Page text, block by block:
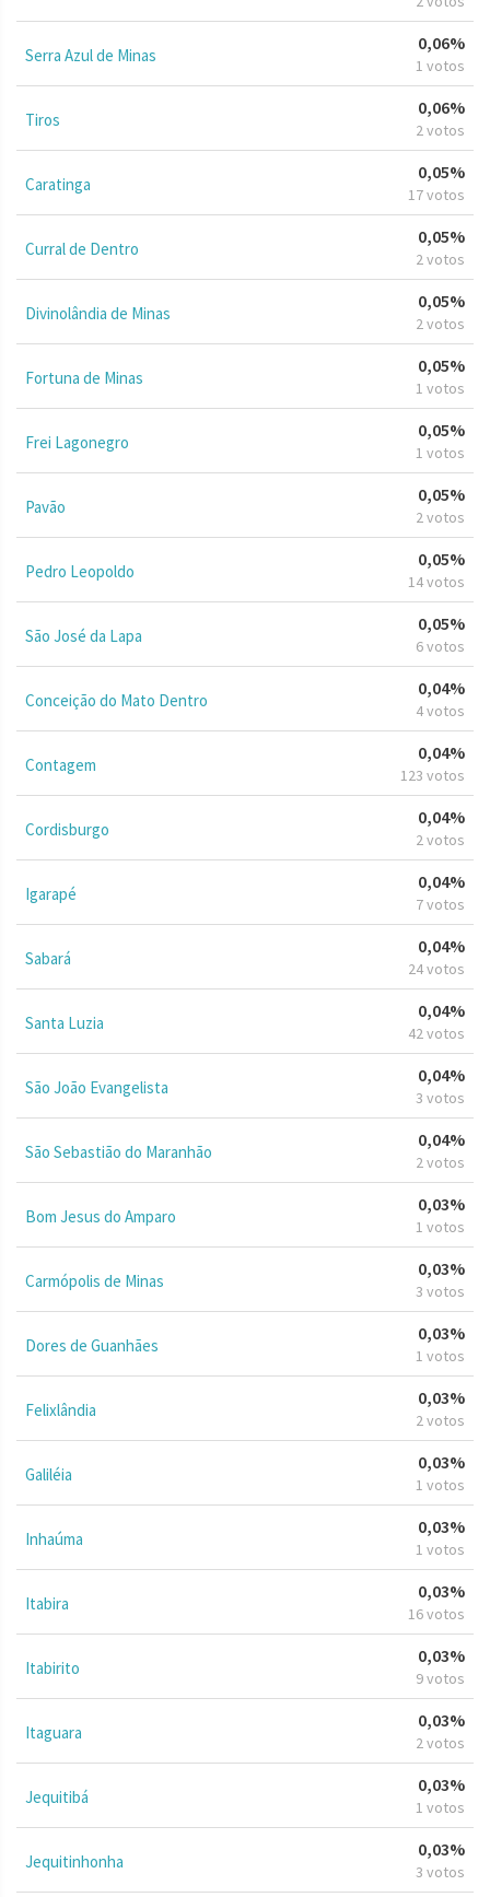
Serra Azul de Minas
0,06%
1 votos
Tiros
0,06%
2 votos
Caratinga
0,05%
17 votos
Curral de Dentro
0,05%
2 votos
Divinolândia de Minas
0,05%
2 votos
Fortuna de Minas
0,05%
1 votos
Frei Lagonegro
0,05%
1 votos
Pavão
0,05%
2 votos
Pedro Leopoldo
0,05%
14 votos
São José da Lapa
0,05%
6 votos
Conceição do Mato Dentro
0,04%
4 votos
Contagem
0,04%
123 votos
Cordisburgo
0,04%
2 votos
Igarapé
0,04%
7 votos
Sabará
0,04%
24 votos
Santa Luzia
0,04%
42 votos
São João Evangelista
0,04%
3 votos
São Sebastião do Maranhão
0,04%
2 votos
Bom Jesus do Amparo
0,03%
1 votos
Carmópolis de Minas
0,03%
3 votos
Dores de Guanhães
0,03%
1 votos
Felixlândia
0,03%
2 votos
Galiléia
0,03%
1 votos
Inhaúma
0,03%
1 votos
Itabira
0,03%
16 votos
Itabirito
0,03%
9 votos
Itaguara
0,03%
2 votos
Jequitibá
0,03%
1 votos
Jequitinhonha
0,03%
3 votos